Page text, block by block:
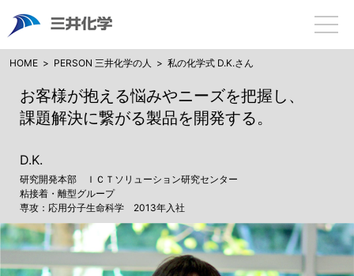
HOME PERSON 三井化学の人 私の化学式 D.K.さん
お客様が抱える悩みやニーズを把握し、
課題解決に繋がる製品を開発する。
D.K.
研究開発本部
ＩＣＴソリューション研究センター
粘接着・離型グループ
専攻：応用分子生命科学
2013年入社